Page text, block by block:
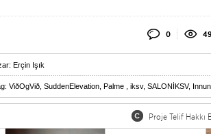
0
Erçin Işık
ViðOgVið SuddenElevation Palme iksv, SALONİKSV,
Proje Telif Hakkı